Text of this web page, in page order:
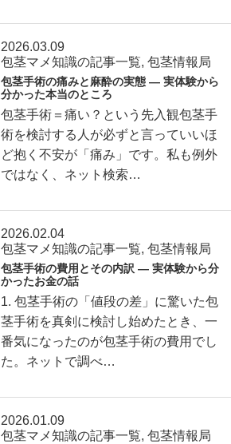
2026.03.09
包茎マメ知識の記事一覧,包茎情報局
包茎手術の痛みと麻酔の実態 ― 実体験から
分かった本当のところ
包茎手術＝痛い？という先入観包茎手
術を検討する人が必ずと言っていいほ
ど抱く不安が「痛み」です。私も例外
ではなく、ネット検索…
2026.02.04
包茎マメ知識の記事一覧,包茎情報局
包茎手術の費用とその内訳 ― 実体験から分
かったお金の話
1. 包茎手術の「値段の差」に驚いた包
茎手術を真剣に検討し始めたとき、一
番気になったのが包茎手術の費用でし
た。ネットで調べ…
2026.01.09
包茎マメ知識の記事一覧,包茎情報局